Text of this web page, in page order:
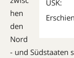
USK:
hen
den
Nord
- und Südstaaten